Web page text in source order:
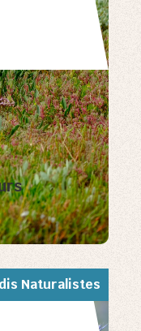
Naturalistes